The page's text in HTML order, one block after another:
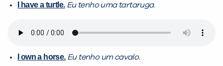
I have a turtle. Eu tenho uma tartaruga.
I own a horse. Eu tenho um cavalo.